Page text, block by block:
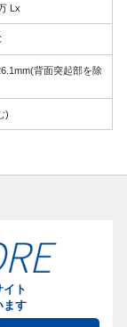
Lx
背面突起部を除
)
ト
ます